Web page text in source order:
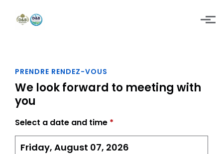
PRENDRE RENDEZ-VOUS
We look forward to meeting with
you
Select a date and time *
Friday, August 07, 2026